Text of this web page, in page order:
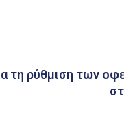
τη ρύθμιση των